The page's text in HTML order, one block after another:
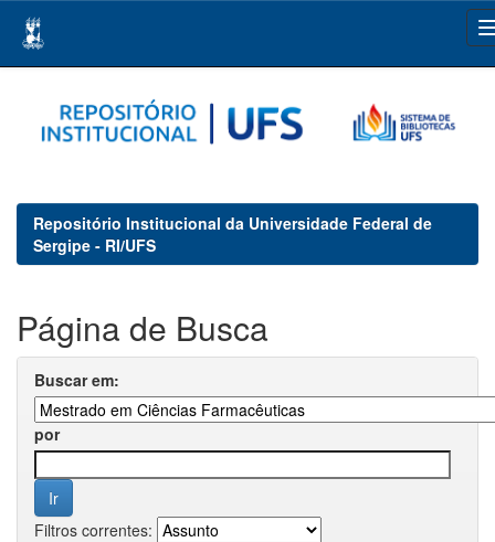
navigation
Repositório Institucional da Universidade Federal de
Sergipe - RI/UFS
Página de Busca
Buscar em:
por
Filtros correntes: